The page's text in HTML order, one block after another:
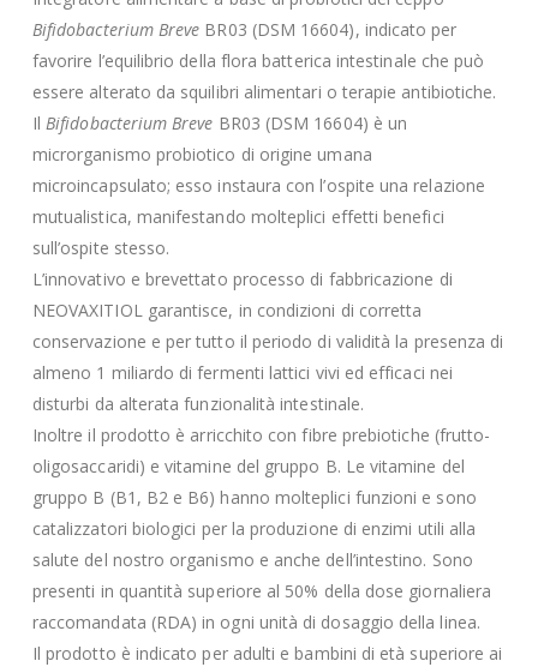
Bifidobacterium Breve BR03 (DSM 16604), indicato per
favorire l’equilibrio della flora batterica intestinale che può
essere alterato da squilibri alimentari o terapie antibiotiche.
IlBifidobacterium Breve BR03 (DSM 16604) è un
microrganismo probiotico di origine umana
microincapsulato; esso instaura con l’ospite una relazione
mutualistica, manifestando molteplici effetti benefici
sull’ospite stesso.
L’innovativo e brevettato processo di fabbricazione di
NEOVAXITIOL garantisce, in condizioni di corretta
conservazione e per tutto il periodo di validità la presenza di
almeno 1 miliardo di fermenti lattici vivi ed efficaci nei
disturbi da alterata funzionalità intestinale.
Inoltre il prodotto è arricchito con fibre prebiotiche (frutto-
oligosaccaridi) e vitamine del gruppo B. Le vitamine del
gruppo B (B1, B2 e B6) hanno molteplici funzioni e sono
catalizzatori biologici per la produzione di enzimi utili alla
salute del nostro organismo e anche dell’intestino. Sono
presenti in quantità superiore al 50% della dose giornaliera
raccomandata (RDA) in ogni unità di dosaggio della linea.
Il prodotto è indicato per adulti e bambini di età superiore ai